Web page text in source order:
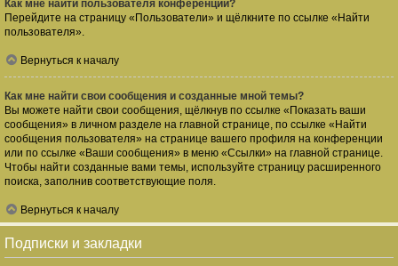
Как мне найти пользователя конференции?
Перейдите на страницу «Пользователи» и щёлкните по ссылке «Найти
пользователя».
Вернуться к началу
Как мне найти свои сообщения и созданные мной темы?
Вы можете найти свои сообщения, щёлкнув по ссылке «Показать ваши
сообщения» в личном разделе на главной странице, по ссылке «Найти
сообщения пользователя» на странице вашего профиля на конференции
или по ссылке «Ваши сообщения» в меню «Ссылки» на главной странице.
Чтобы найти созданные вами темы, используйте страницу расширенного
поиска, заполнив соответствующие поля.
Вернуться к началу
Подписки и закладки